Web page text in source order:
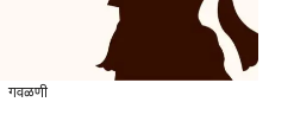
गवळणी